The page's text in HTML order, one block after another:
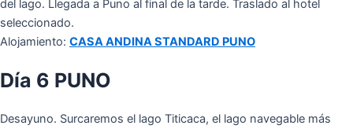
del lago. Llegada a Puno al final de la tarde. Traslado al hotel
seleccionado.
Alojamiento: CASA ANDINA STANDARD PUNO
Día 6 PUNO
Desayuno. Surcaremos el lago Titicaca, el lago navegable más